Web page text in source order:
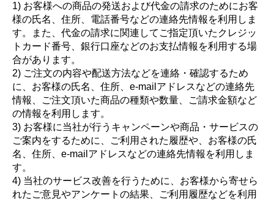
1) お客様への商品の発送および代金の請求のためにお客
様の氏名、住所、電話番号などの連絡先情報を利用しま
す。また、代金の請求に関連してご指定頂いたクレジッ
トカード番号、銀行口座などのお支払情報を利用する場
合があります。
2) ご注文の内容や配送方法などを連絡・確認するため
に、お客様の氏名、住所、e-mailアドレスなどの連絡先
情報、ご注文頂いた商品の種類や数量、ご請求金額など
の情報を利用します。
3) お客様に当社が行うキャンペーンや商品・サービスの
ご案内をするために、ご利用された履歴や、お客様の氏
名、住所、e-mailアドレスなどの連絡先情報を利用しま
す。
4) 当社のサービス改善を行うために、お客様から寄せら
れたご意見やアンケートの結果、ご利用履歴などを利用